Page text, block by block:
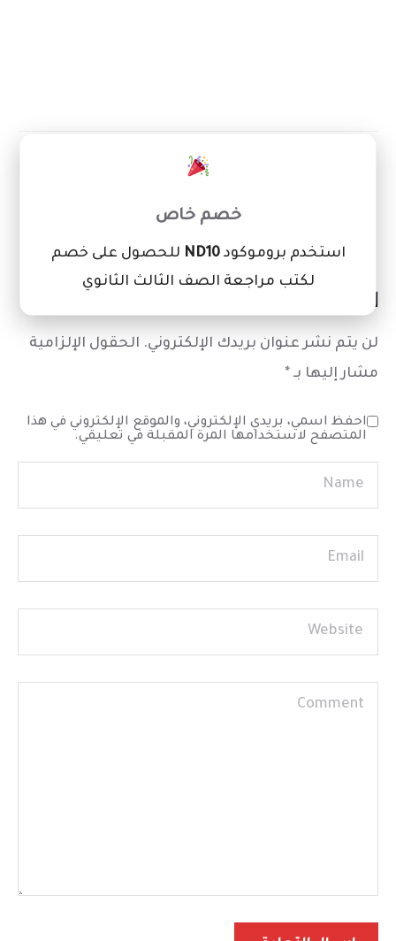
اترك تعليقاً
لن يتم نشر عنوان بريدك الإلكتروني. الحقول الإلزامية
مشار إليها بـ *
احفظ اسمي، بريدي الإلكتروني، والموقع الإلكتروني في هذا
المتصفح لاستخدامها المرة المقبلة في تعليقي.
خصم خاص
استخدم بروموكودND10 للحصول على خصم
لكتب مراجعة الصف الثالث الثانوي